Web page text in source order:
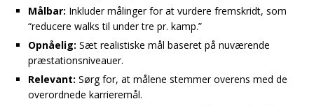
Målbar: Inkluder målinger for at vurdere fremskridt, som
“reducere walks til under tre pr. kamp.”
Opnåelig: Sæt realistiske mål baseret på nuværende
præstationsniveauer.
Relevant: Sørg for, at målene stemmer overens med de
overordnede karrieremål.